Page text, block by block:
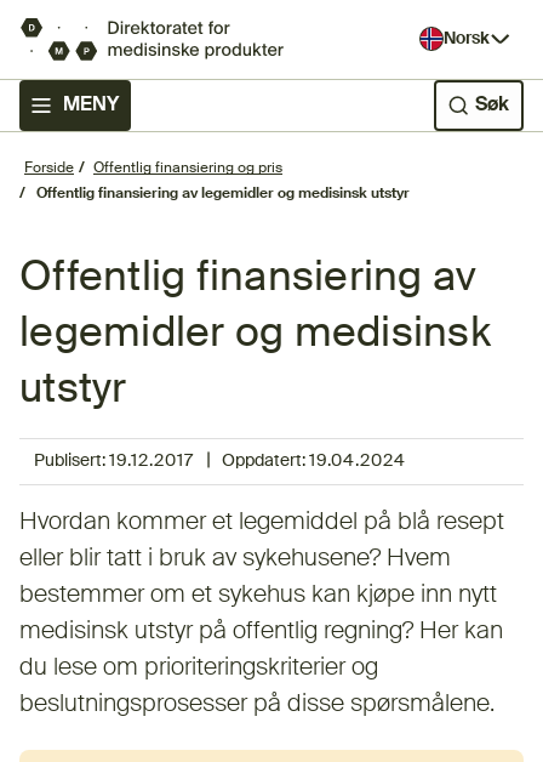
Norsk
MENY Søk
Forside
Offentlig finansiering og pris
Offentlig finansiering av legemidler og medisinsk utstyr
Offentlig finansiering av
legemidler og medisinsk
utstyr
Publisert: 19.12.2017 Oppdatert:19.04.2024
Hvordan kommer et legemiddel på blå resept
eller blir tatt i bruk av sykehusene? Hvem
bestemmer om et sykehus kan kjøpe inn nytt
medisinsk utstyr på offentlig regning? Her kan
du lese om prioriteringskriterier og
beslutningsprosesser på disse spørsmålene.